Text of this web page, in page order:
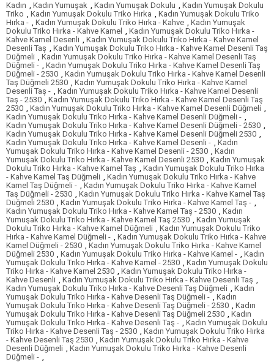
Kadın , Kadın Yumuşak , Kadın Yumuşak Dokulu , Kadın Yumuşak Dokulu
Triko , Kadın Yumuşak Dokulu Triko Hırka , Kadın Yumuşak Dokulu Triko
Hırka - , Kadın Yumuşak Dokulu Triko Hırka - Kahve , Kadın Yumuşak
Dokulu Triko Hırka - Kahve Kamel , Kadın Yumuşak Dokulu Triko Hırka -
Kahve Kamel Desenli , Kadın Yumuşak Dokulu Triko Hırka - Kahve Kamel
Desenli Taş , Kadın Yumuşak Dokulu Triko Hırka - Kahve Kamel Desenli Taş
Düğmeli , Kadın Yumuşak Dokulu Triko Hırka - Kahve Kamel Desenli Taş
Düğmeli - , Kadın Yumuşak Dokulu Triko Hırka - Kahve Kamel Desenli Taş
Düğmeli - 2530 , Kadın Yumuşak Dokulu Triko Hırka - Kahve Kamel Desenli
Taş Düğmeli 2530 , Kadın Yumuşak Dokulu Triko Hırka - Kahve Kamel
Desenli Taş - , Kadın Yumuşak Dokulu Triko Hırka - Kahve Kamel Desenli
Taş - 2530 , Kadın Yumuşak Dokulu Triko Hırka - Kahve Kamel Desenli Taş
2530 , Kadın Yumuşak Dokulu Triko Hırka - Kahve Kamel Desenli Düğmeli ,
Kadın Yumuşak Dokulu Triko Hırka - Kahve Kamel Desenli Düğmeli - ,
Kadın Yumuşak Dokulu Triko Hırka - Kahve Kamel Desenli Düğmeli - 2530 ,
Kadın Yumuşak Dokulu Triko Hırka - Kahve Kamel Desenli Düğmeli 2530 ,
Kadın Yumuşak Dokulu Triko Hırka - Kahve Kamel Desenli - , Kadın
Yumuşak Dokulu Triko Hırka - Kahve Kamel Desenli - 2530 , Kadın
Yumuşak Dokulu Triko Hırka - Kahve Kamel Desenli 2530 , Kadın Yumuşak
Dokulu Triko Hırka - Kahve Kamel Taş , Kadın Yumuşak Dokulu Triko Hırka
- Kahve Kamel Taş Düğmeli , Kadın Yumuşak Dokulu Triko Hırka - Kahve
Kamel Taş Düğmeli - , Kadın Yumuşak Dokulu Triko Hırka - Kahve Kamel
Taş Düğmeli - 2530 , Kadın Yumuşak Dokulu Triko Hırka - Kahve Kamel Taş
Düğmeli 2530 , Kadın Yumuşak Dokulu Triko Hırka - Kahve Kamel Taş - ,
Kadın Yumuşak Dokulu Triko Hırka - Kahve Kamel Taş - 2530 , Kadın
Yumuşak Dokulu Triko Hırka - Kahve Kamel Taş 2530 , Kadın Yumuşak
Dokulu Triko Hırka - Kahve Kamel Düğmeli , Kadın Yumuşak Dokulu Triko
Hırka - Kahve Kamel Düğmeli - , Kadın Yumuşak Dokulu Triko Hırka - Kahve
Kamel Düğmeli - 2530 , Kadın Yumuşak Dokulu Triko Hırka - Kahve Kamel
Düğmeli 2530 , Kadın Yumuşak Dokulu Triko Hırka - Kahve Kamel - , Kadın
Yumuşak Dokulu Triko Hırka - Kahve Kamel - 2530 , Kadın Yumuşak Dokulu
Triko Hırka - Kahve Kamel 2530 , Kadın Yumuşak Dokulu Triko Hırka -
Kahve Desenli , Kadın Yumuşak Dokulu Triko Hırka - Kahve Desenli Taş ,
Kadın Yumuşak Dokulu Triko Hırka - Kahve Desenli Taş Düğmeli , Kadın
Yumuşak Dokulu Triko Hırka - Kahve Desenli Taş Düğmeli - , Kadın
Yumuşak Dokulu Triko Hırka - Kahve Desenli Taş Düğmeli - 2530 , Kadın
Yumuşak Dokulu Triko Hırka - Kahve Desenli Taş Düğmeli 2530 , Kadın
Yumuşak Dokulu Triko Hırka - Kahve Desenli Taş - , Kadın Yumuşak Dokulu
Triko Hırka - Kahve Desenli Taş - 2530 , Kadın Yumuşak Dokulu Triko Hırka
- Kahve Desenli Taş 2530 , Kadın Yumuşak Dokulu Triko Hırka - Kahve
Desenli Düğmeli , Kadın Yumuşak Dokulu Triko Hırka - Kahve Desenli
Düğmeli - ,